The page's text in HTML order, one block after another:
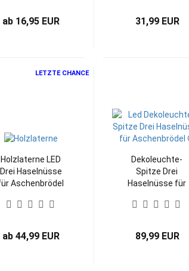
ab 16,95 EUR 31,99 EUR
LETZTE CHANCE
Holzlaterne LED
Drei Haselnüsse
Aschenbrödel
ab 44,99 EUR
Dekoleuchte-
Spitze Drei
Haselnüsse für
limitiert 2024
89,99 EUR